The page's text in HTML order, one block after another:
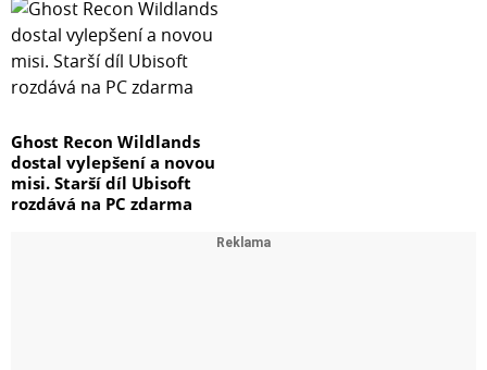
Ghost Recon Wildlands
dostal vylepšení a novou
misi. Starší díl Ubisoft
rozdává na PC zdarma